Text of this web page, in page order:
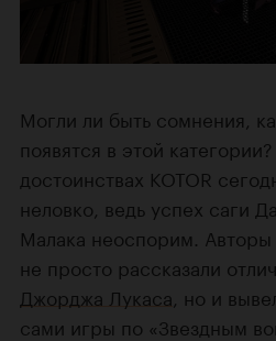
Могли ли быть сомнения,
появятся в этой
достоинствах KOTOR
неловко, ведь успех саги
Малака неоспорим.
не просто рассказали
Джорджа Лукаса , но и
сами игры по «Звездным